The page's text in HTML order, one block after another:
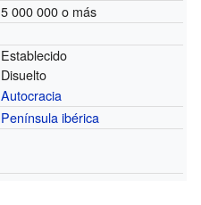
5 000 000 o más
Establecido
Disuelto
Autocracia
Península ibérica